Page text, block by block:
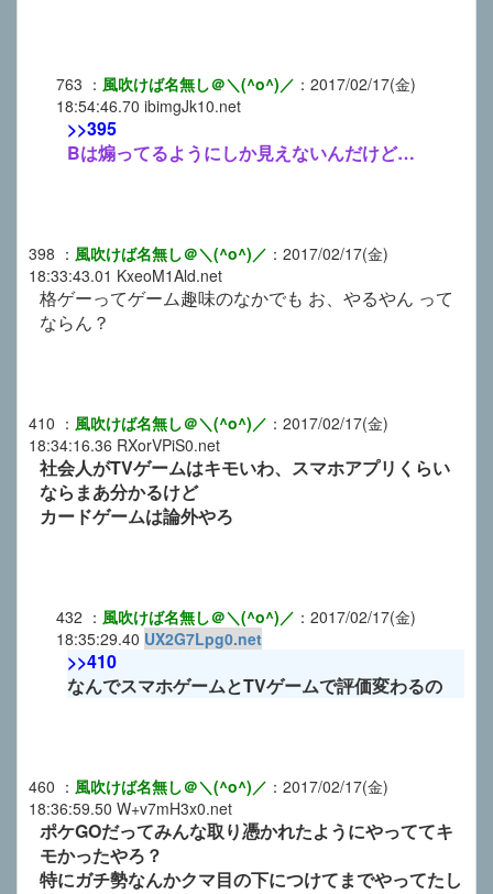
763 ： 風吹けば名無し＠＼(^o^)／ ： 2017/02/17(金)
18:54:46.70 ibimgJk10.net
>>395
Bは煽ってるようにしか見えないんだけど…
398 ： 風吹けば名無し＠＼(^o^)／ ： 2017/02/17(金)
18:33:43.01 KxeoM1Ald.net
格ゲーってゲーム趣味のなかでも お、やるやん って
ならん？
410 ： 風吹けば名無し＠＼(^o^)／ ： 2017/02/17(金)
18:34:16.36 RXorVPiS0.net
社会人がTVゲームはキモいわ、スマホアプリくらい
ならまあ分かるけど
カードゲームは論外やろ
432 ： 風吹けば名無し＠＼(^o^)／ ： 2017/02/17(金)
18:35:29.40 UX2G7Lpg0.net
>>410
なんでスマホゲームとTVゲームで評価変わるの
460 ： 風吹けば名無し＠＼(^o^)／ ： 2017/02/17(金)
18:36:59.50 W+v7mH3x0.net
ポケGOだってみんな取り憑かれたようにやっててキ
モかったやろ？
特にガチ勢なんかクマ目の下につけてまでやってたし